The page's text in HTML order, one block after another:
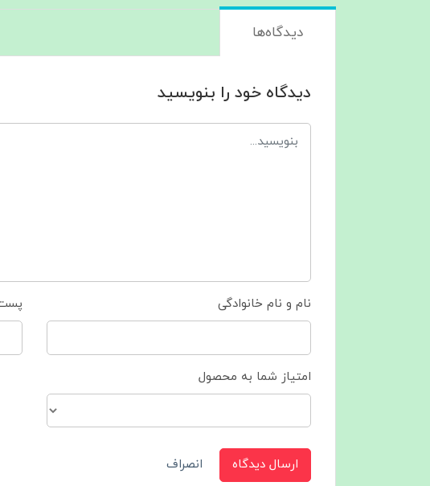
دیدگاه‌ها
دیدگاه خود را بنویسید
نام و نام خانوادگی
امتیاز شما به محصول
ارسال دیدگاه انصراف